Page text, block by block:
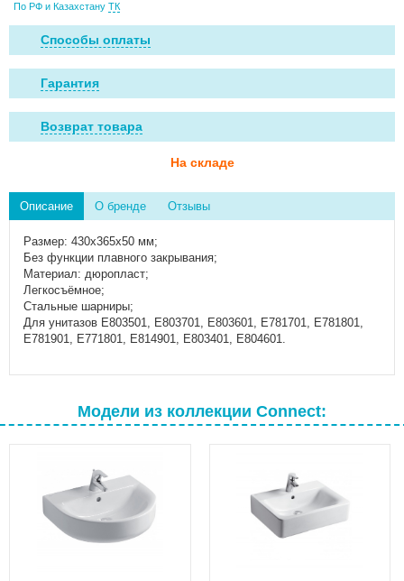
По РФ и Казахстану ТК
Способы оплаты
Гарантия
Возврат товара
На складе
Описание О бренде Отзывы
Размер: 430x365x50 мм;
Без функции плавного закрывания;
Материал: дюропласт;
Легкосъёмное;
Стальные шарниры;
Для унитазов E803501, E803701, E803601, E781701, E781801,
E781901, E771801, E814901, E803401, E804601.
Модели из коллекции Connect: